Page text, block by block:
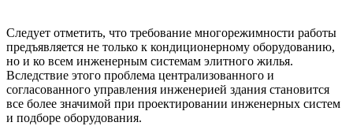
Следует отметить, что требование многорежимности работы
предъявляется не только к кондиционерному оборудованию,
но и ко всем инженерным системам элитного жилья.
Вследствие этого проблема централизованного и
согласованного управления инженерией здания становится
все более значимой при проектировании инженерных систем
и подборе оборудования.